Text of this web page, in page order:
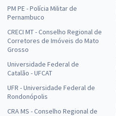
PM PE - Polícia Militar de
Pernambuco
CRECI MT - Conselho Regional de
Corretores de Imóveis do Mato
Grosso
Universidade Federal de
Catalão - UFCAT
UFR - Universidade Federal de
Rondonópolis
CRA MS - Conselho Regional de